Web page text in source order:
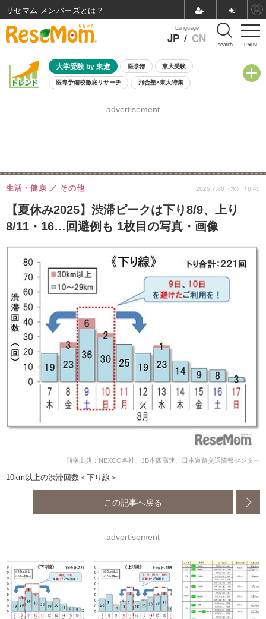
menu
Language
JP / CN search
大学受験 by 東進 医学部 東大受験
医専予備校徹底リサーチ 河合塾×東大特集
8月開催学校説明会・相談会
advertisement
【夏休み2025】渋滞ピークは下り8/9、上り
8/11・16…回避例も 1枚目の写真・画像
生活・健康 その他 2025.7.30（水） 16:45
画像出典：NEXCO各社、JB本四高速、日本道路交通情報センター
10km以上の渋滞回数＜下り線＞
この記事へ戻る
advertisement
リセマム メンバーズ